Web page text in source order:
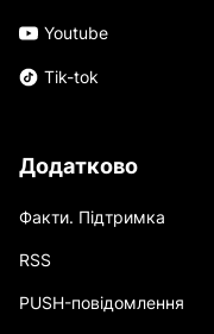
Youtube
Tik-tok
Додатково
Факти. Підтримка
RSS
PUSH-повідомлення